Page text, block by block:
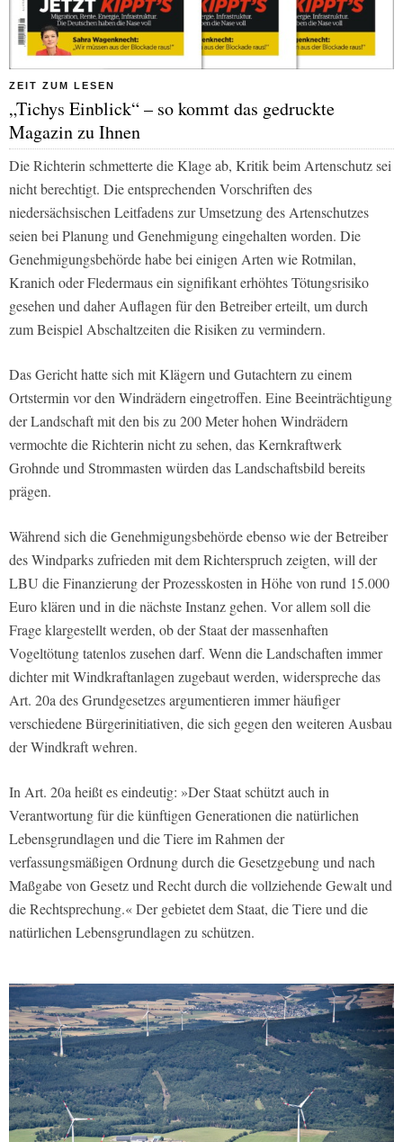
ZEIT ZUM LESEN
„Tichys Einblick“ – so kommt das gedruckte
Magazin zu Ihnen
Die Richterin schmetterte die Klage ab, Kritik beim Artenschutz sei
nicht berechtigt. Die entsprechenden Vorschriften des
niedersächsischen Leitfadens zur Umsetzung des Artenschutzes
seien bei Planung und Genehmigung eingehalten worden. Die
Genehmigungsbehörde habe bei einigen Arten wie Rotmilan,
Kranich oder Fledermaus ein signifikant erhöhtes Tötungsrisiko
gesehen und daher Auflagen für den Betreiber erteilt, um durch
zum Beispiel Abschaltzeiten die Risiken zu vermindern.
Das Gericht hatte sich mit Klägern und Gutachtern zu einem
Ortstermin vor den Windrädern eingetroffen. Eine Beeinträchtigung
der Landschaft mit den bis zu 200 Meter hohen Windrädern
vermochte die Richterin nicht zu sehen, das Kernkraftwerk
Grohnde und Strommasten würden das Landschaftsbild bereits
prägen.
Während sich die Genehmigungsbehörde ebenso wie der Betreiber
des Windparks zufrieden mit dem Richterspruch zeigten, will der
LBU die Finanzierung der Prozesskosten in Höhe von rund 15.000
Euro klären und in die nächste Instanz gehen. Vor allem soll die
Frage klargestellt werden, ob der Staat der massenhaften
Vogeltötung tatenlos zusehen darf. Wenn die Landschaften immer
dichter mit Windkraftanlagen zugebaut werden, widerspreche das
Art. 20a des Grundgesetzes argumentieren immer häufiger
verschiedene Bürgerinitiativen, die sich gegen den weiteren Ausbau
der Windkraft wehren.
In Art. 20a heißt es eindeutig: »Der Staat schützt auch in
Verantwortung für die künftigen Generationen die natürlichen
Lebensgrundlagen und die Tiere im Rahmen der
verfassungsmäßigen Ordnung durch die Gesetzgebung und nach
Maßgabe von Gesetz und Recht durch die vollziehende Gewalt und
die Rechtsprechung.« Der gebietet dem Staat, die Tiere und die
natürlichen Lebensgrundlagen zu schützen.